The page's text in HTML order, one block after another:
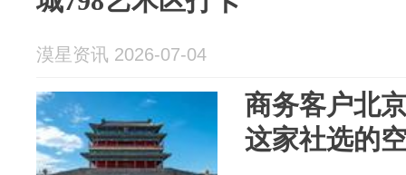
漠星资讯 2026-07-04
商务客户北
这家社选的